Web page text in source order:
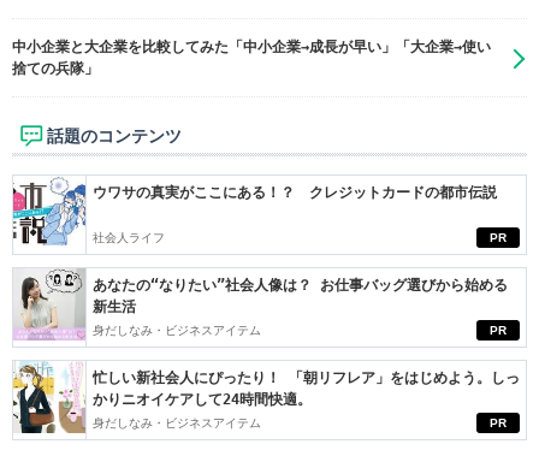
中小企業と大企業を比較してみた「中小企業→成長が早い」「大企業→使い
捨ての兵隊」
話題のコンテンツ
PR
ウワサの真実がここにある！？ クレジットカードの都市伝説
社会人ライフ
PR
あなたの“なりたい”社会人像は？ お仕事バッグ選びから始める
新生活
身だしなみ・ビジネスアイテム
PR
忙しい新社会人にぴったり！ 「朝リフレア」をはじめよう。しっ
かりニオイケアして24時間快適。
身だしなみ・ビジネスアイテム